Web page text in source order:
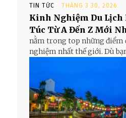
TIN TỨC THÁNG 3 30, 2026
Kinh Nghiệm Du Lịch
Túc Từ A Đến Z Mới
nằm trong top những điểm
nghiệm nhất thế giới. Dù